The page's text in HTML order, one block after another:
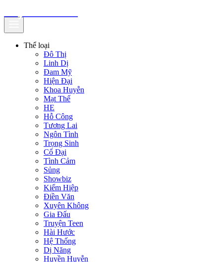
Thể loại
Đô Thị
Linh Dị
Đam Mỹ
Hiện Đại
Khoa Huyễn
Mạt Thế
HE
Hỗ Công
Tương Lai
Ngôn Tình
Trọng Sinh
Cổ Đại
Tình Cảm
Sủng
Showbiz
Kiếm Hiệp
Điền Văn
Xuyên Không
Gia Đấu
Truyện Teen
Hài Hước
Hệ Thống
Dị Năng
Huyền Huyễn